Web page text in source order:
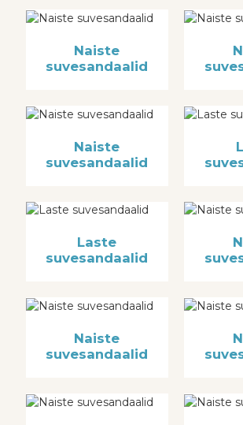
Naiste
suvesandaalid
Naiste
suvesandaalid
Laste
suvesandaalid
Naiste
suvesandaalid